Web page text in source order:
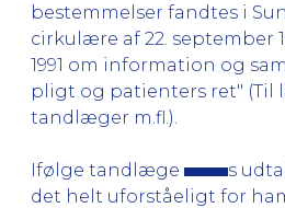
bestemmelser fandtes i
cirkulære af 22. september
1991 om information og
pligt og patienters ret" (Til
tandlæger m.fl.).
Ifølge tandlæge
s
det helt uforståeligt for